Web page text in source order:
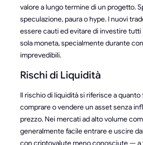
valore a lungo termine di un progetto.
speculazione, paura o hype. I nuovi
essere cauti ed evitare di investire tutti
sola moneta, specialmente durante
imprevedibili.
Rischi di Liquidità
Il rischio di liquidità si riferisce a
comprare o vendere un asset senza
prezzo. Nei mercati ad alto volume
generalmente facile entrare e uscire
con criptovalute meno conosciute — a